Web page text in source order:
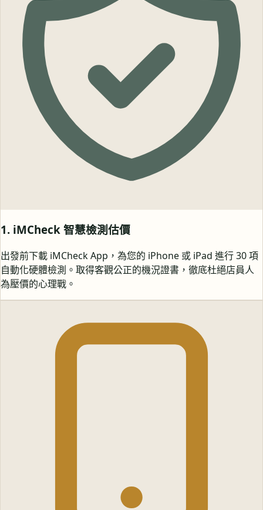
1. iMCheck 智慧檢測估價
出發前下載 iMCheck App，為您的 iPhone 或 iPad 進行 30 項
自動化硬體檢測。取得客觀公正的機況證書，徹底杜絕店員人
為壓價的心理戰。